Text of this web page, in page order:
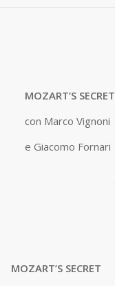
MOZART’S SECRET
con Marco Vignoni
e Giacomo Fornari
MOZART’S SECRET